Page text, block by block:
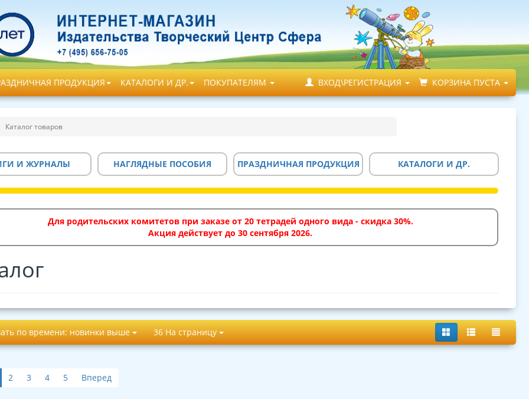
ПРОДУКЦИЯ КАТАЛОГИ И ДР. ПОКУПАТЕЛЯМ ВХОД\РЕГИСТРАЦИЯ КОРЗИНА ПУСТА
Каталог товаров
И ЖУРНАЛЫ НАГЛЯДНЫЕ ПОСОБИЯ ПРАЗДНИЧНАЯ ПРОДУКЦИЯ КАТАЛОГИ И ДР.
Для родительских комитетов при заказе от 20 тетрадей одного вида - скидка 30%.
Акция действует до 30 сентября 2026.
по времени: новинки выше 36 На страницу
2 3 4 5 Вперед